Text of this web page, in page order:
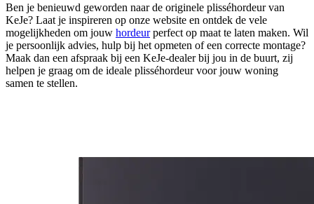
Ben je benieuwd geworden naar de originele plisséhordeur van
KeJe? Laat je inspireren op onze website en ontdek de vele
mogelijkheden om jouw hordeurperfect op maat te laten maken. Wil
je persoonlijk advies, hulp bij het opmeten of een correcte montage?
Maak dan een afspraak bij een KeJe-dealer bij jou in de buurt, zij
helpen je graag om de ideale plisséhordeur voor jouw woning
samen te stellen.